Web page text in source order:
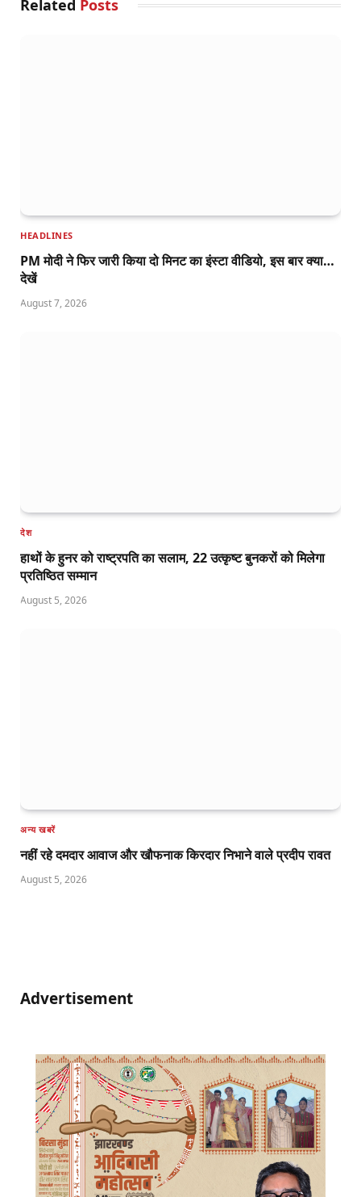
Related Posts
HEADLINES
PM मोदी ने फिर जारी किया दो मिनट का इंस्टा वीडियो, इस बार क्या…
देखें
August 7, 2026
देश
हाथों के हुनर को राष्ट्रपति का सलाम, 22 उत्कृष्ट बुनकरों को मिलेगा
प्रतिष्ठित सम्मान
August 5, 2026
अन्य खबरें
नहीं रहे दमदार आवाज और खौफनाक किरदार निभाने वाले प्रदीप रावत
August 5, 2026
Advertisement